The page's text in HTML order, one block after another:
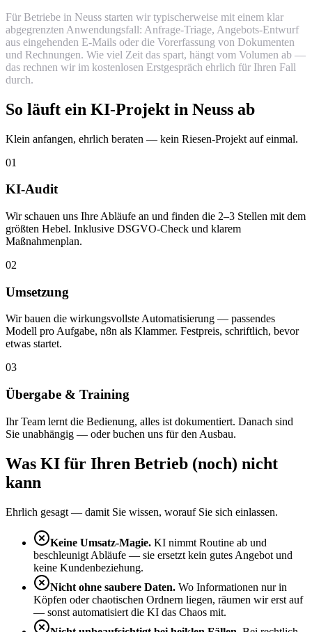
Für Betriebe in Neuss starten wir typischerweise mit einem klar
abgegrenzten Anwendungsfall: Anfrage-Triage, Angebots-Entwurf
aus eingehenden E-Mails oder die Vorerfassung von Dokumenten
und Rechnungen. Wie viel Zeit das spart, hängt vom Volumen ab —
das rechnen wir im kostenlosen Erstgespräch ehrlich für Ihren Fall
durch.
So läuft ein KI-Projekt in Neuss ab
Klein anfangen, ehrlich beraten — kein Riesen-Projekt auf einmal.
01
KI-Audit
Wir schauen uns Ihre Abläufe an und finden die 2–3 Stellen mit dem
größten Hebel. Inklusive DSGVO-Check und klarem
Maßnahmenplan.
02
Umsetzung
Wir bauen die wirkungsvollste Automatisierung — passendes
Modell pro Aufgabe, n8n als Klammer. Festpreis, schriftlich, bevor
etwas startet.
03
Übergabe & Training
Ihr Team lernt die Bedienung, alles ist dokumentiert. Danach sind
Sie unabhängig — oder buchen uns für den Ausbau.
Was KI für Ihren Betrieb (noch) nicht
kann
Ehrlich gesagt — damit Sie wissen, worauf Sie sich einlassen.
Keine Umsatz-Magie. KI nimmt Routine ab und
beschleunigt Abläufe — sie ersetzt kein gutes Angebot und
keine Kundenbeziehung.
Nicht ohne saubere Daten. Wo Informationen nur in
Köpfen oder chaotischen Ordnern liegen, räumen wir erst auf
— sonst automatisiert die KI das Chaos mit.